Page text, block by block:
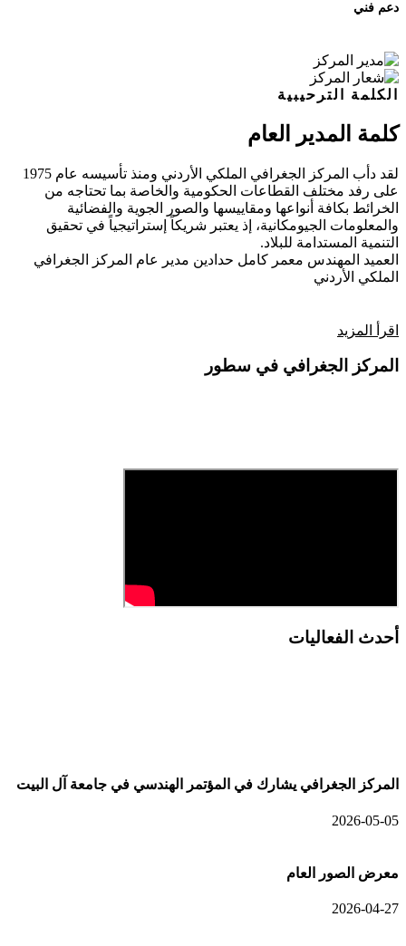
دعم فني
الكلمة الترحيبية
كلمة المدير العام
لقد دأب المركز الجغرافي الملكي الأردني ومنذ تأسيسه عام 1975
على رفد مختلف القطاعات الحكومية والخاصة بما تحتاجه من
الخرائط بكافة أنواعها ومقاييسها والصور الجوية والفضائية
والمعلومات الجيومكانية، إذ يعتبر شريكاً إستراتيجياً في تحقيق
التنمية المستدامة للبلاد.
العميد المهندس معمر كامل حدادين مدير عام المركز الجغرافي
الملكي الأردني
اقرأ المزيد
المركز الجغرافي في سطور
أحدث الفعاليات
المركز الجغرافي يشارك في المؤتمر الهندسي في جامعة آل البيت
2026-05-05
معرض الصور العام
2026-04-27